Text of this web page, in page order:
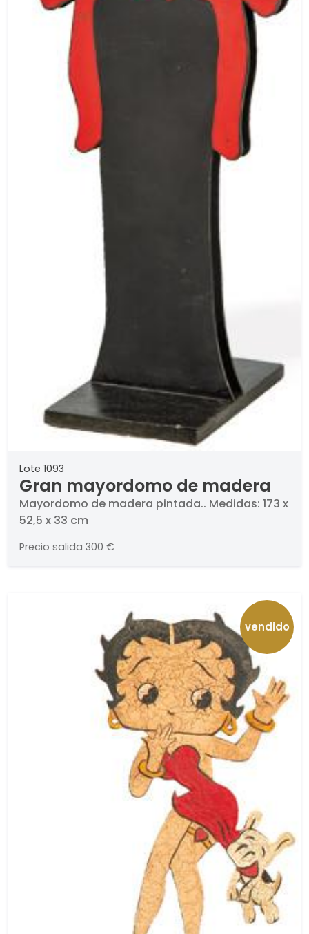
Lote 1093
Gran mayordomo de madera
Mayordomo de madera pintada.. Medidas: 173 x
52,5 x 33 cm
Precio salida 300 €
vendido